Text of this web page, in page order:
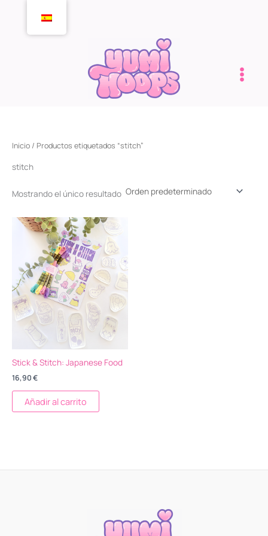
contenido
Inicio / Productos etiquetados “stitch”
stitch
Mostrando el único resultado
Stick & Stitch: Japanese Food
16,90€
Añadir al carrito